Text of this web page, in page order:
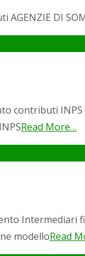
DI
contributi
Read More…
modelloRead